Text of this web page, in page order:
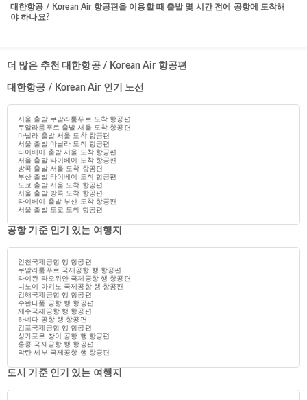
대한항공 / Korean Air 항공편을 이용할 때 출발 몇 시간 전에 공항에 도착해
야 하나요?
더 많은 추천 대한항공 / Korean Air 항공편
대한항공 / Korean Air 인기 노선
서울 출발 쿠알라룸푸르 도착 항공편
쿠알라룸푸르 출발 서울 도착 항공편
마닐라 출발 서울 도착 항공편
서울 출발 마닐라 도착 항공편
타이베이 출발 서울 도착 항공편
서울 출발 타이베이 도착 항공편
방콕 출발 서울 도착 항공편
부산 출발 타이베이 도착 항공편
도쿄 출발 서울 도착 항공편
서울 출발 방콕 도착 항공편
타이베이 출발 부산 도착 항공편
서울 출발 도쿄 도착 항공편
공항 기준 인기 있는 여행지
인천국제공항 행 항공편
쿠알라룸푸르 국제공항 행 항공편
타이완 타오위안 국제공항 행 항공편
니노이 아키노 국제공항 행 항공편
김해국제공항 행 항공편
수완나품 공항 행 항공편
제주국제공항 행 항공편
하네다 공항 행 항공편
김포국제공항 행 항공편
싱가포르 창이 공항 행 항공편
홍콩 국제공항 행 항공편
막탄 세부 국제공항 행 항공편
도시 기준 인기 있는 여행지